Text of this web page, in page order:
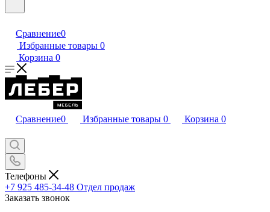
Сравнение0
Избранные товары 0
Корзина 0
Сравнение0 Избранные товары 0 Корзина 0
Телефоны
+7 925 485-34-48 Отдел продаж
Заказать звонок